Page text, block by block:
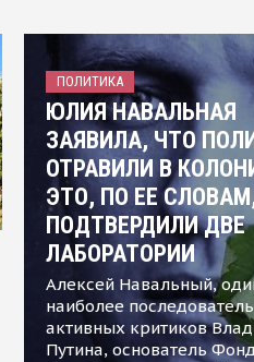
ПОЛИТИКА
ЮЛИЯ НАВАЛЬНАЯ
ЗАЯВИЛА, ЧТО
ОТРАВИЛИ В
ЭТО, ПО ЕЕ
ПОДТВЕРДИЛИ ДВЕ
ЛАБОРАТОРИИ
Алексей Навальный,
наиболее
активных критиков
Путина, основатель